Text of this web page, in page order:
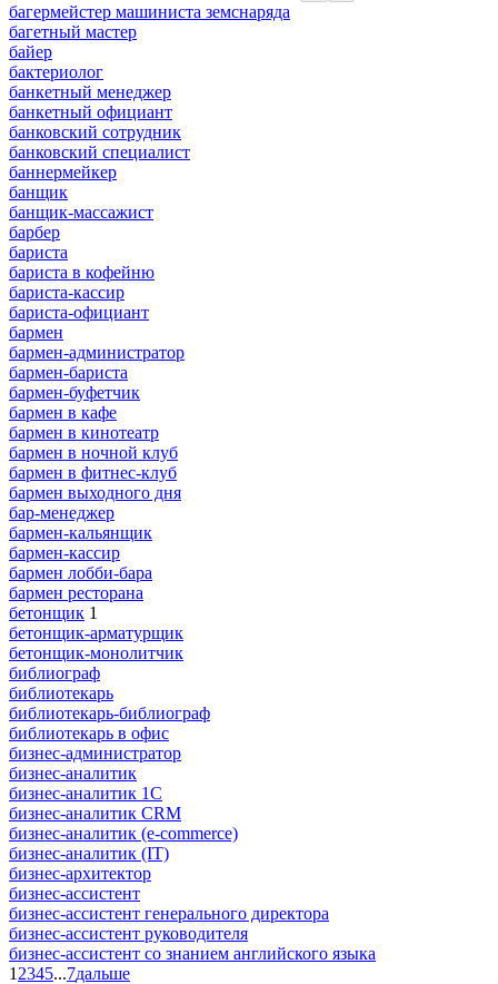
багермейстер машиниста земснаряда
багетный мастер
байер
бактериолог
банкетный менеджер
банкетный официант
банковский сотрудник
банковский специалист
баннермейкер
банщик
банщик-массажист
барбер
бариста
бариста в кофейню
бариста-кассир
бариста-официант
бармен
бармен-администратор
бармен-бариста
бармен-буфетчик
бармен в кафе
бармен в кинотеатр
бармен в ночной клуб
бармен в фитнес-клуб
бармен выходного дня
бар-менеджер
бармен-кальянщик
бармен-кассир
бармен лобби-бара
бармен ресторана
бетонщик 1
бетонщик-арматурщик
бетонщик-монолитчик
библиограф
библиотекарь
библиотекарь-библиограф
библиотекарь в офис
бизнес-администратор
бизнес-аналитик
бизнес-аналитик 1С
бизнес-аналитик CRM
бизнес-аналитик (e-commerce)
бизнес-аналитик (IT)
бизнес-архитектор
бизнес-ассистент
бизнес-ассистент генерального директора
бизнес-ассистент руководителя
бизнес-ассистент со знанием английского языка
1 2345...7дальше